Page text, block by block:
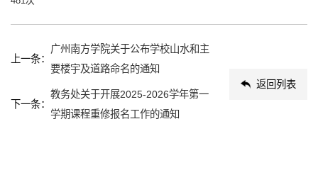
上一条：
广州南方学院关于公布学校山水和主
要楼宇及道路命名的通知
下一条：
教务处关于开展2025-2026学年第一
学期课程重修报名工作的通知
返回列表